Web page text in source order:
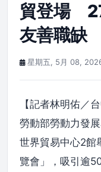
貿登場
友善職缺
星期五, 5月 08,
【記者林明佑／
勞動部勞動力發
世界貿易中心2館
覽會」，吸引逾